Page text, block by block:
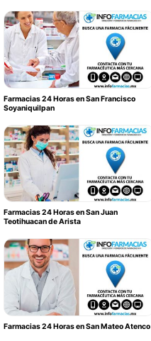
Farmacias 24 Horas en San Francisco
Soyaniquilpan
Farmacias 24 Horas en San Juan
Teotihuacan de Arista
Farmacias 24 Horas en San Mateo Atenco